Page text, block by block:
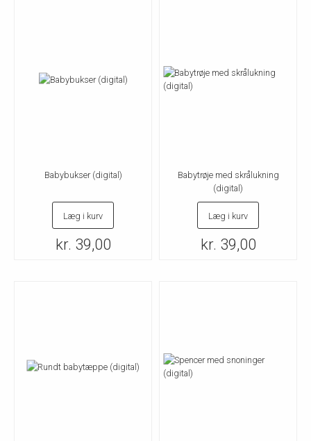
Babybukser (digital)
Læg i kurv
kr. 39,00
Babytrøje med skrålukning
(digital)
Læg i kurv
kr. 39,00